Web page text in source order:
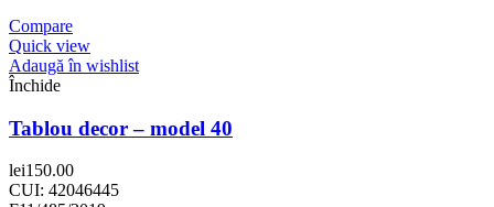
Compare
Quick view
Adaugă în wishlist
Închide
Tablou decor – model 40
lei150.00
CUI: 42046445